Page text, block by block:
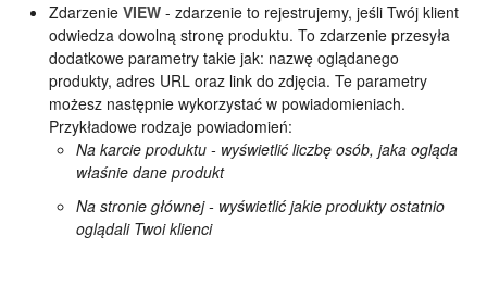
Zdarzenie VIEW - zdarzenie to rejestrujemy, jeśli Twój klient
odwiedza dowolną stronę produktu. To zdarzenie przesyła
dodatkowe parametry takie jak: nazwę oglądanego
produkty, adres URL oraz link do zdjęcia. Te parametry
możesz następnie wykorzystać w powiadomieniach.
Przykładowe rodzaje powiadomień:
Na karcie produktu - wyświetlić liczbę osób, jaka ogląda
właśnie dane produkt
Na stronie głównej - wyświetlić jakie produkty ostatnio
oglądali Twoi klienci